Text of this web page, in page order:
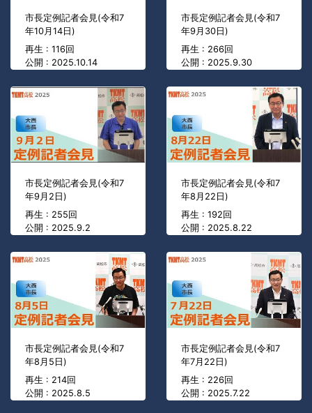
市長定例記者会見(令和7
年10月14日)
再生 : 116回
公開 : 2025.10.14
市長定例記者会見(令和7
年9月30日)
再生 : 266回
公開 : 2025.9.30
市長定例記者会見(令和7
年9月2日)
再生 : 255回
公開 : 2025.9.2
市長定例記者会見(令和7
年8月22日)
再生 : 192回
公開 : 2025.8.22
市長定例記者会見(令和7
年8月5日)
再生 : 214回
公開 : 2025.8.5
市長定例記者会見(令和7
年7月22日)
再生 : 226回
公開 : 2025.7.22